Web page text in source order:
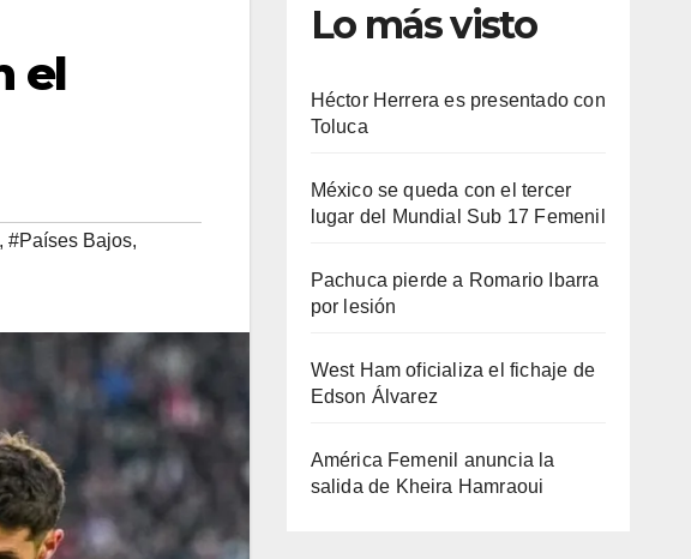
el
, #Países Bajos,
Lo más visto
Héctor Herrera es presentado con
Toluca
México se queda con el tercer
lugar del Mundial Sub 17 Femenil
Pachuca pierde a Romario Ibarra
por lesión
West Ham oficializa el fichaje de
Edson Álvarez
América Femenil anuncia la
salida de Kheira Hamraoui